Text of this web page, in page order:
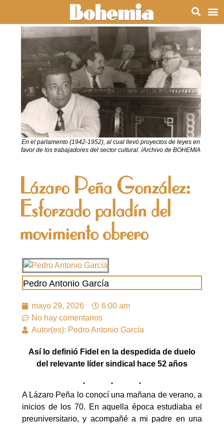
En el parlamento (1942-1952), al cual llevó proyectos de leyes en
favor de los trabajadores del sector cultural. /Archivo de BOHEMIA
Lázaro Peña González:
Esforzado paladín del
movimiento obrero
Pedro Antonio García
mayo 29, 2026
6:00 am
No hay comentarios
Autor(es): Pedro Antonio García
Así lo definió Fidel en la despedida de duelo
del relevante líder sindical hace 52 años
A Lázaro Peña lo conocí una mañana de verano, a
inicios de los 70. En aquella época estudiaba el
preuniversitario, y acompañé a mi padre en una